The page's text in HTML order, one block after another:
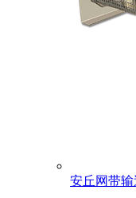
安丘网带